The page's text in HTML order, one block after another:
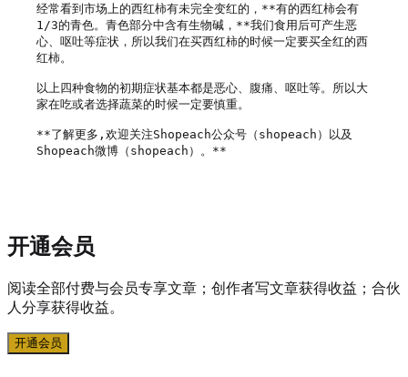
经常看到市场上的西红柿有未完全变红的，**有的西红柿会有
1/3的青色。青色部分中含有生物碱，**我们食用后可产生恶
心、呕吐等症状，所以我们在买西红柿的时候一定要买全红的西
红柿。
以上四种食物的初期症状基本都是恶心、腹痛、呕吐等。所以大
家在吃或者选择蔬菜的时候一定要慎重。
**了解更多,欢迎关注Shopeach公众号（shopeach）以及
Shopeach微博（shopeach）。**
开通会员
阅读全部付费与会员专享文章；创作者写文章获得收益；合伙
人分享获得收益。
开通会员